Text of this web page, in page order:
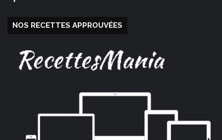
NOS RECETTES APPROUVÉES